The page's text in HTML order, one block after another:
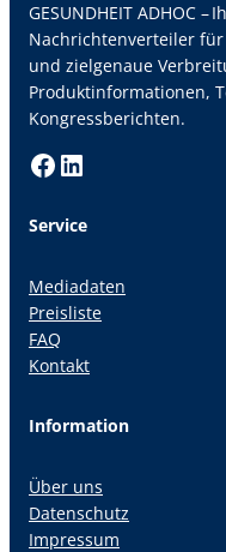
GESUNDHEIT ADHOC
Nachrichtenverteiler
und zielgenaue
Produktinformationen,
Kongressberichten.
Facebook LinkedIn
Service
Mediadaten
Preisliste
FAQ
Kontakt
Information
Über uns
Datenschutz
Impressum